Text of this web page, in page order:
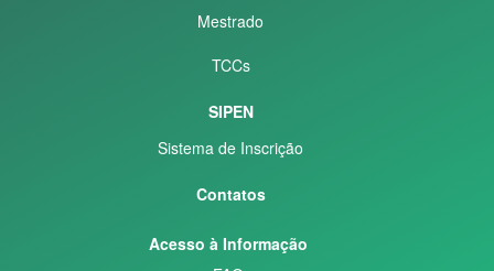
Mestrado
TCCs
SIPEN
Sistema de Inscrição
Contatos
Acesso à Informação